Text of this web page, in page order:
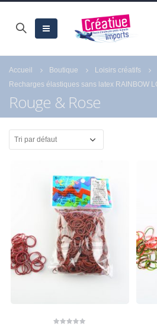
Accueil Boutique Loisirs créatifs
Recharges élastiques sans latex RAINBOW
Rouge & Rose